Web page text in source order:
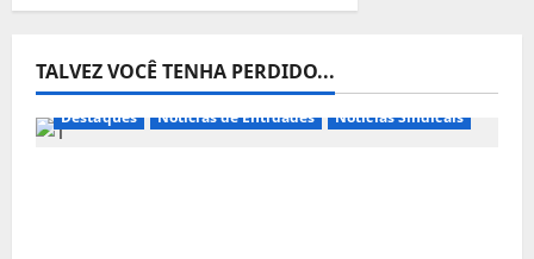
TALVEZ VOCÊ TENHA PERDIDO...
Destaques Notícias de Entidades Notícias Sindicais